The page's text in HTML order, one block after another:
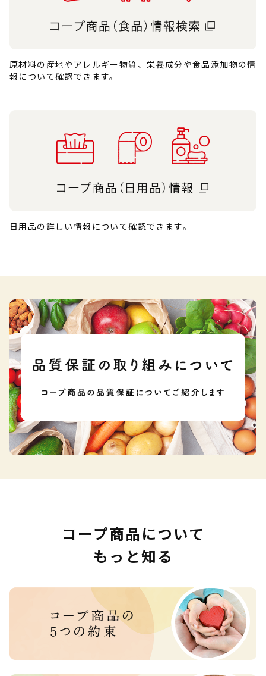
原材料の産地やアレルギー物質、栄養成分や食品添加物の情
報について確認できます。
日用品の詳しい情報について確認できます。
コープ商品について
もっと知る